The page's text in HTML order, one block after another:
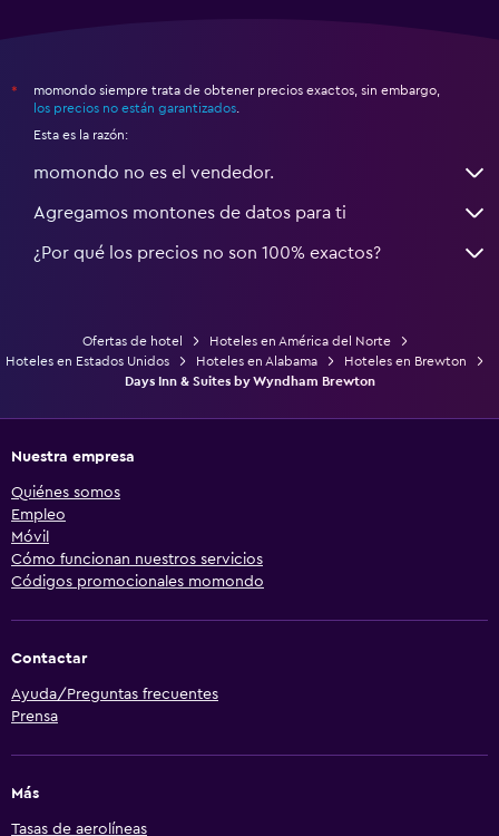
*
momondo siempre trata de obtener precios exactos, sin embargo,
los precios no están garantizados
Esta es la razón:
momondo no es el vendedor.
Agregamos montones de datos para ti
¿Por qué los precios no son 100% exactos?
Ofertas de hotel
Hoteles en América del Norte
Hoteles en Estados Unidos
Hoteles en Alabama
Hoteles en Brewton
Days Inn & Suites by Wyndham Brewton
Nuestra empresa
Quiénes somos
Empleo
Móvil
Cómo funcionan nuestros servicios
Códigos promocionales momondo
Contactar
Ayuda/Preguntas frecuentes
Prensa
Más
Tasas de aerolíneas